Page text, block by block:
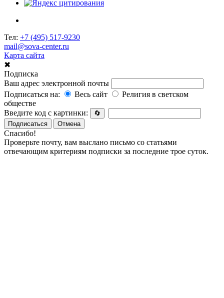
Тел: +7 (495) 517-9230
mail@sova-center.ru
Карта сайта
✖
Подписка
Ваш адрес электронной почты
Подписаться на:
Весь сайт
Религия в светском
обществе
Введите код с картинки:
🔄
Подписаться
Отмена
Спасибо!
Проверьте почту, вам выслано письмо со статьями
отвечающим критериям подписки за последние трое суток.